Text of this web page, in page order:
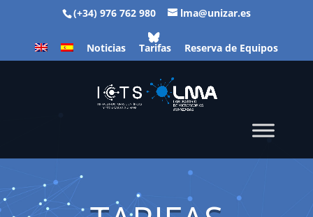
(+34) 976 762 980 lma@unizar.es
Noticias Tarifas Reserva de Equipos